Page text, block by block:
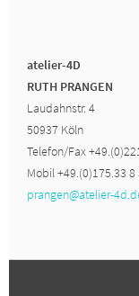
atelier-4D
RUTH PRANGEN
Laudahnstr. 4
50937 Köln
Telefon/Fax
Mobil +49.(0)175.33 8
prangen@atelier-